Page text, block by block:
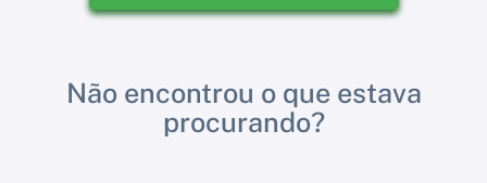
Não encontrou o que estava
procurando?